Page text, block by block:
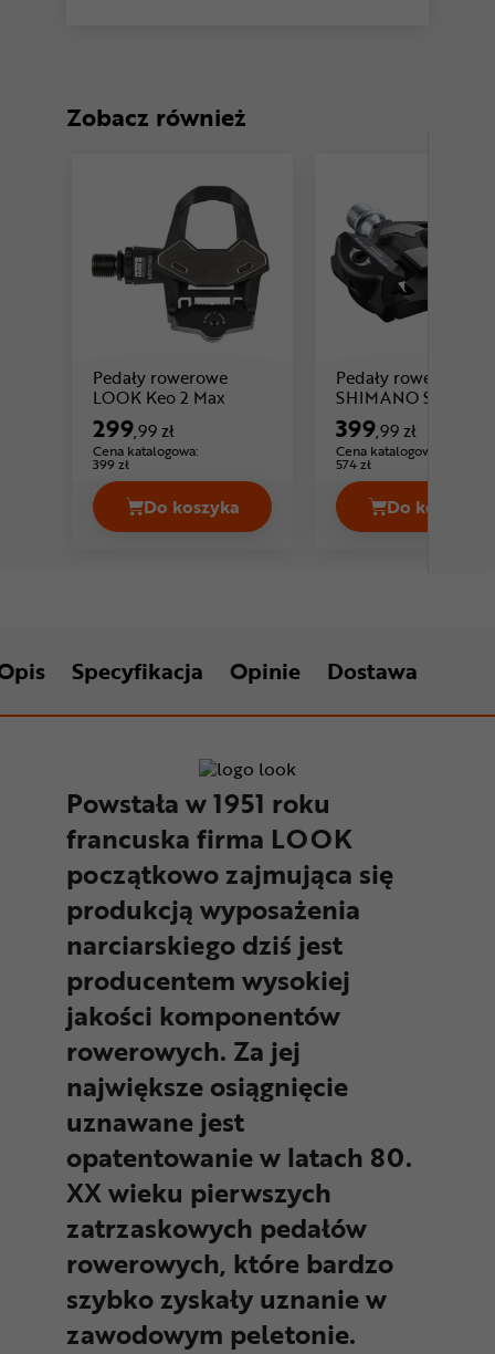
Zobacz również
Pedały rowerowe
LOOK Keo 2 Max
Cena: 299 ,99 zł
299,99 zł
Cena katalogowa:
399 zł
Do koszyka
Pedały rowerowe LOOK Keo 2 Max
Pedały rowerowe
SHIMANO SPD-SL
Ultegra PD-R8000
399,99 zł
Cena katalogowa:
574 zł
Do koszyka
Pedały
Specyfikacja Opinie Dostawa
Powstała w 1951 roku
francuska firma LOOK
początkowo zajmująca się
produkcją wyposażenia
narciarskiego dziś jest
producentem wysokiej
jakości komponentów
rowerowych. Za jej
największe osiągnięcie
uznawane jest
opatentowanie w latach 80.
XX wieku pierwszych
zatrzaskowych pedałów
rowerowych, które bardzo
szybko zyskały uznanie w
zawodowym peletonie.